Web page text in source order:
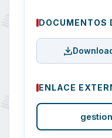
DOCUMENTOS
ENLACE